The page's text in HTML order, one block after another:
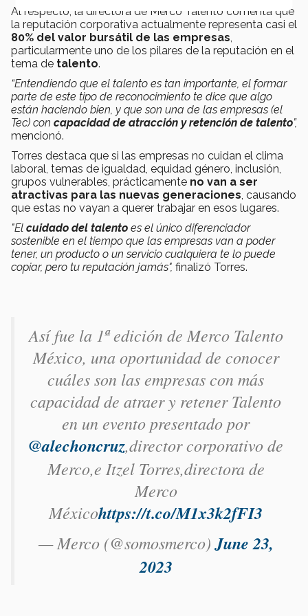
Al respecto, la directora de Merco Talento comenta que
la reputación corporativa actualmente representa casi el
80% del valor bursátil de las empresas,
particularmente uno de los pilares de la reputación en el
tema de talento.
“Entendiendo que el talento es tan importante, el formar
parte de este tipo de reconocimiento te dice que algo
están haciendo bien, y que son una de las empresas (el
Tec) con capacidad de atracción y retención de talento”,
mencionó.
Torres destaca que si las empresas no cuidan el clima
laboral, temas de igualdad, equidad género, inclusión,
grupos vulnerables, prácticamente no van a ser
atractivas para las nuevas generaciones, causando
que estas no vayan a querer trabajar en esos lugares.
"El cuidado del talento es el único diferenciador
sostenible en el tiempo que las empresas van a poder
tener, un producto o un servicio cualquiera te lo puede
copiar, pero tu reputación jamás", finalizó Torres.
Así fue la 1ª edición de Merco Talento
México, una oportunidad de conocer
cuáles son las empresas con más
capacidad de atraer y retener Talento
en un evento presentado por
@alechoncruz,director corporativo de
Merco,e Itzel Torres,directora de
Merco
Méxicohttps://t.co/M1x3k2fFI3
— Merco (@somosmerco)June 23,
2023